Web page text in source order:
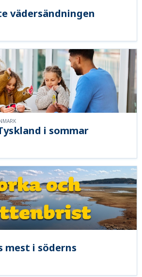
vädersändningen
i sommar
mest i söderns